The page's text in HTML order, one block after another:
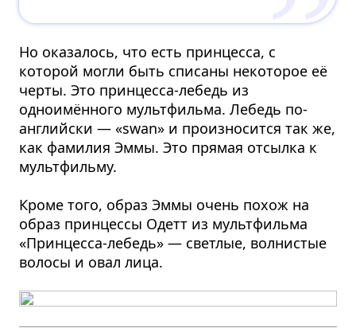
Но оказалось, что есть принцесса, с
которой могли быть списаны некоторое её
черты. Это принцесса-лебедь из
одноимённого мультфильма. Лебедь по-
английски — «swan» и произносится так же,
как фамилия Эммы. Это прямая отсылка к
мультфильму.
Кроме того, образ Эммы очень похож на
образ принцессы Одетт из мультфильма
«Принцесса-лебедь» — светлые, волнистые
волосы и овал лица.